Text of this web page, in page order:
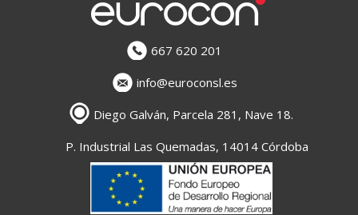
667 620 201
info@euroconsl.es
Diego Galván, Parcela 281, Nave 18.
P. Industrial Las Quemadas, 14014 Córdoba